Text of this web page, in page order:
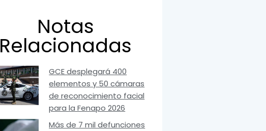
Notas
Relacionadas
GCE desplegará 400
elementos y 50 cámaras
de reconocimiento facial
para la Fenapo 2026
Más de 7 mil defunciones